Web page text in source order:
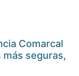
Comarcal
seguras,